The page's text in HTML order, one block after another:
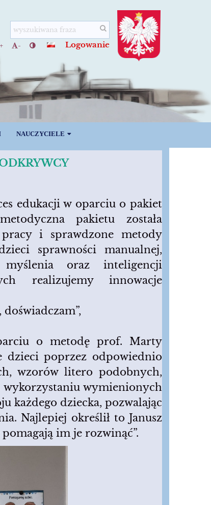
+ - Logowanie
NAUCZYCIELE
edukacji w oparciu o pakiet
pakietu została
i sprawdzone metody
sprawności manualnej,
myślenia oraz inteligencji
realizujemy innowacje
o metodę prof. Marty
dzieci poprzez odpowiednio
wzorów litero podobnych,
wymienionych
każdego dziecka, pozwalając
Najlepiej określił to Janusz
im je rozwinąć”.